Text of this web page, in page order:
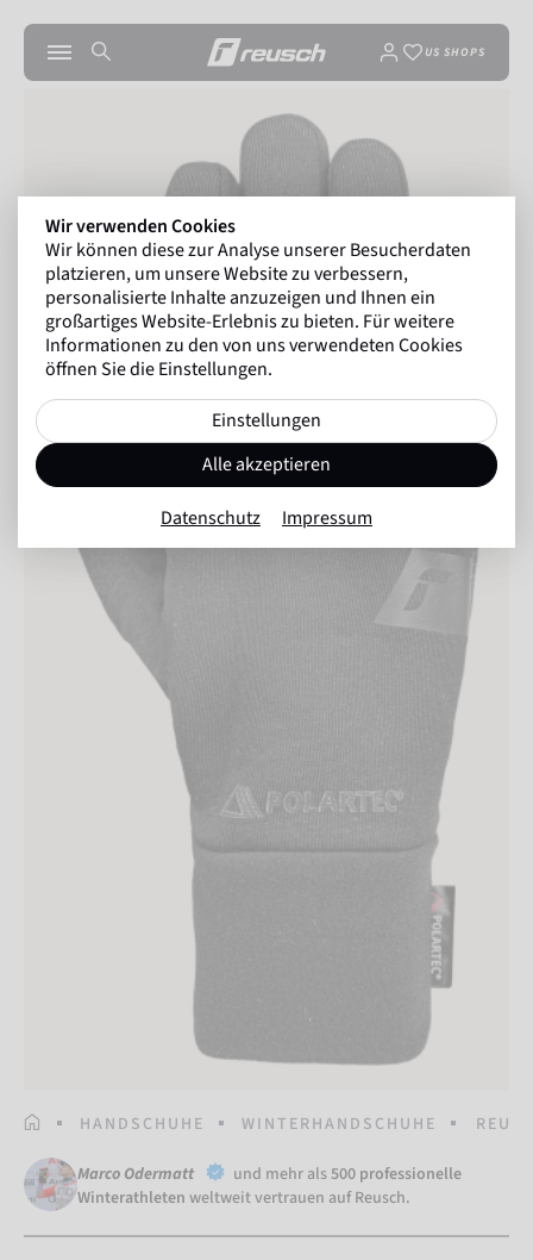
US SHOPS
STARTSEITEHANDSCHUHE WINTERHANDSCHUHE
Marco Odermatt und mehr als500 professionelle
Winterathleten weltweit vertrauen auf Reusch.
Wir verwenden Cookies
Wir können diese zur Analyse unserer Besucherdaten
platzieren, um unsere Website zu verbessern,
personalisierte Inhalte anzuzeigen und Ihnen ein
großartiges Website-Erlebnis zu bieten. Für weitere
Informationen zu den von uns verwendeten Cookies
öffnen Sie die Einstellungen.
Einstellungen
Alle akzeptieren
Datenschutz Impressum